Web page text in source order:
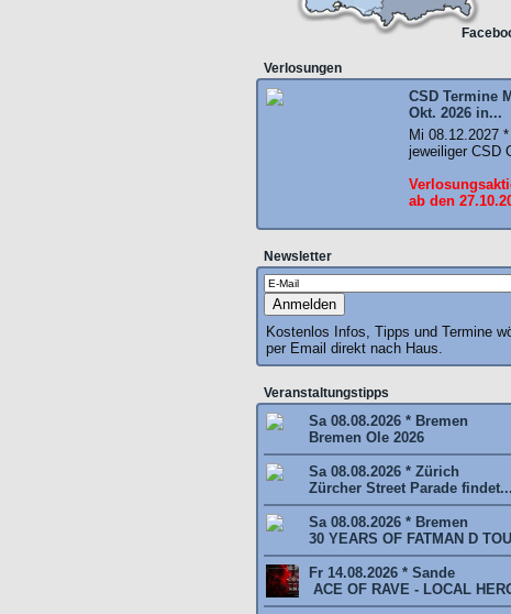
Verlosungen
CSD Termine
Okt. 2026 in...
Mi 08.12.2027
jeweiliger CSD
ab den
Newsletter
Kostenlos Infos, Tipps und Termine
per Email direkt nach Haus.
Veranstaltungstipps
Sa 08.08.2026 * Bremen
Bremen Ole 2026
Sa 08.08.2026 * Zürich
Zürcher Street Parade findet...
Sa 08.08.2026 * Bremen
30 YEARS OF FATMAN D
Fr 14.08.2026 * Sande
ACE OF RAVE - LOCAL